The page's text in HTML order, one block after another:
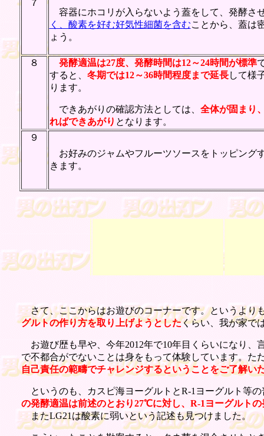
７
容器にホコリが入らないよう蓋をして、発酵さ
く、酸素を好む好気性細菌を含むことから、蓋は
ょう。
８ 発酵適温は27度、発酵時間は12～24時間が標準
すると、 冬期では12～36時間程度まで延長して様
ります。
できあがりの確認方法としては、 全体が固まり
ればできあがり となります。
９
お好みのジャムやフルーツソースをトッピング
きます。
さて、ここからはお遊びのコーナーです。というより
グルトの作り方を取り上げようとしたくらい、我が家で
お遊び歴も早や、今年2012年で10年目くらいになり、
で不都合がでないことは身をもって体験しています。た
自己責任の範疇でチャレンジするということをご了解い
というのも、カスピ海ヨーグルトとR-1ヨーグルト等
の発酵適温は前述のとおり27℃に対し、R-1ヨーグルト
またLG21は酸素に弱いという記述も見つけました。